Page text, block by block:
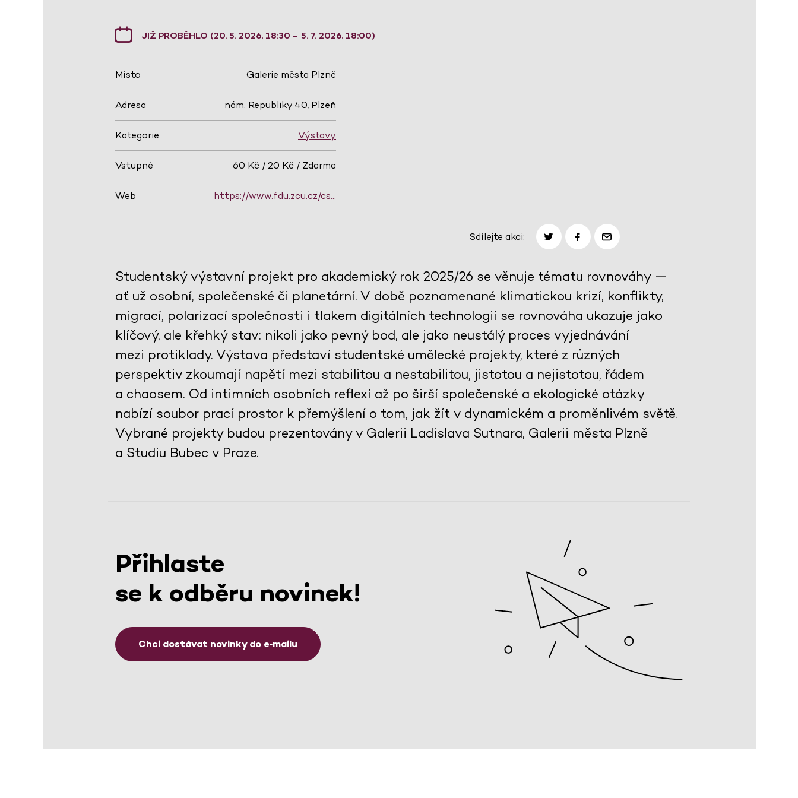
JIŽ PROBĚHLO (20. 5. 2026, 18:30 – 5. 7. 2026, 18:00)
Místo Galerie města Plzně
Adresa nám. Republiky 40, Plzeň
Kategorie Výstavy
Vstupné 60 Kč / 20 Kč / Zdarma
Web https://www.fdu.zcu.cz/cs…
Sdílejte akci:
Studentský výstavní projekt pro akademický rok 2025/26 se věnuje tématu rovnováhy —
ať už osobní, společenské či planetární. V době poznamenané klimatickou krizí, konflikty,
migrací, polarizací společnosti i tlakem digitálních technologií se rovnováha ukazuje jako
klíčový, ale křehký stav: nikoli jako pevný bod, ale jako neustálý proces vyjednávání
mezi protiklady. Výstava představí studentské umělecké projekty, které z různých
perspektiv zkoumají napětí mezi stabilitou a nestabilitou, jistotou a nejistotou, řádem
a chaosem. Od intimních osobních reflexí až po širší společenské a ekologické otázky
nabízí soubor prací prostor k přemýšlení o tom, jak žít v dynamickém a proměnlivém světě.
Vybrané projekty budou prezentovány v Galerii Ladislava Sutnara, Galerii města Plzně
a Studiu Bubec v Praze.
Přihlaste
se k odběru novinek!
Chci dostávat novinky do e‑mailu